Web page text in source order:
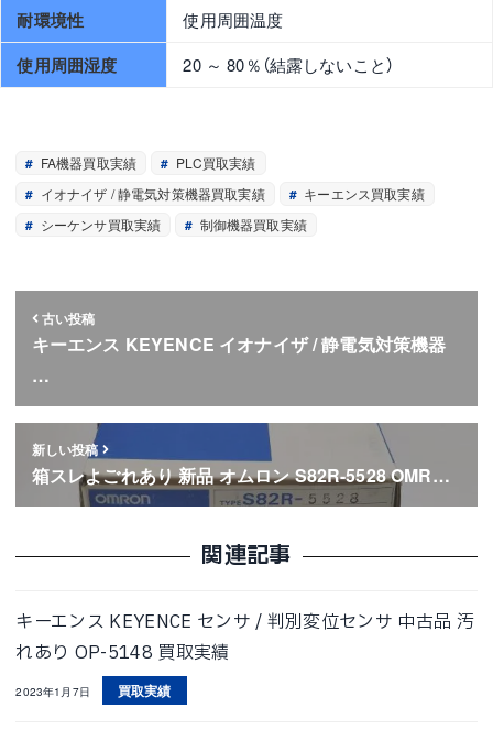
耐環境性 使用周囲温度
使用周囲湿度 20 ～ 80％（結露しないこと）
FA機器買取実績
PLC買取実績
イオナイザ / 静電気対策機器買取実績
キーエンス買取実績
シーケンサ買取実績
制御機器買取実績
古い投稿
キーエンス KEYENCE イオナイザ / 静電気対策機器
…
新しい投稿
箱スレよごれあり 新品 オムロン S82R-5528 OMR…
関連記事
キーエンス KEYENCE センサ / 判別変位センサ 中古品 汚
れあり OP-5148 買取実績
2023年1月7日 買取実績